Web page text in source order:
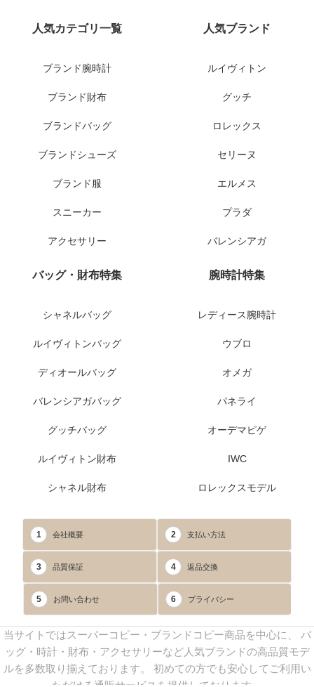
人気カテゴリ一覧
ブランド腕時計
ブランド財布
ブランドバッグ
ブランドシューズ
ブランド服
スニーカー
アクセサリー
人気ブランド
ルイヴィトン
グッチ
ロレックス
セリーヌ
エルメス
プラダ
バレンシアガ
バッグ・財布特集
シャネルバッグ
ルイヴィトンバッグ
ディオールバッグ
バレンシアガバッグ
グッチバッグ
ルイヴィトン財布
シャネル財布
腕時計特集
レディース腕時計
ウブロ
オメガ
パネライ
オーデマピゲ
IWC
ロレックスモデル
1 会社概要 2 支払い方法
3 品質保証 4 返品交換
5 お問い合わせ 6 プライバシー
当サイトではスーパーコピー・ブランドコピー商品を中心に、 バ
ッグ・時計・財布・アクセサリーなど人気ブランドの高品質モデ
ルを多数取り揃えております。 初めての方でも安心してご利用い